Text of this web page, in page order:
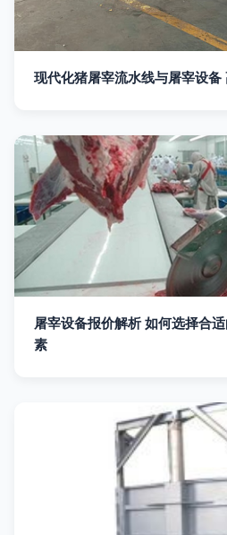
现代化猪屠宰流水线与屠宰设
屠宰设备报价解析 如何选择合
素